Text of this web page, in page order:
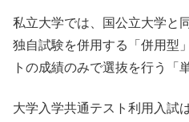
私立大学では、国公立大学と
独自試験を併用する「併用型
トの成績のみで選抜を行う「
大学入学共通テスト利用入試